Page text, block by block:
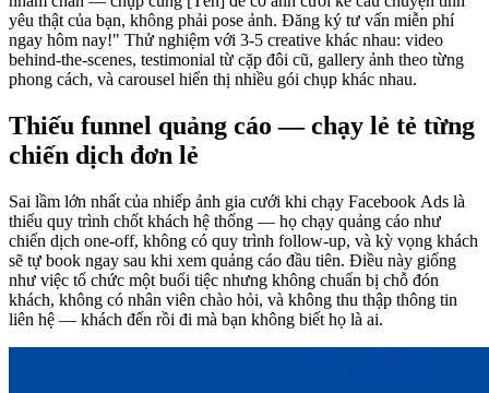
yêu thật của bạn, không phải pose ảnh. Đăng ký tư vấn miễn phí
ngay hôm nay!" Thử nghiệm với 3-5 creative khác nhau: video
behind-the-scenes, testimonial từ cặp đôi cũ, gallery ảnh theo từng
phong cách, và carousel hiển thị nhiều gói chụp khác nhau.
Thiếu funnel quảng cáo — chạy lẻ tẻ từng
chiến dịch đơn lẻ
Sai lầm lớn nhất của nhiếp ảnh gia cưới khi chạy Facebook Ads là
thiếu quy trình chốt khách hệ thống — họ chạy quảng cáo như
chiến dịch one-off, không có quy trình follow-up, và kỳ vọng khách
sẽ tự book ngay sau khi xem quảng cáo đầu tiên. Điều này giống
như việc tổ chức một buổi tiệc nhưng không chuẩn bị chỗ đón
khách, không có nhân viên chào hỏi, và không thu thập thông tin
liên hệ — khách đến rồi đi mà bạn không biết họ là ai.